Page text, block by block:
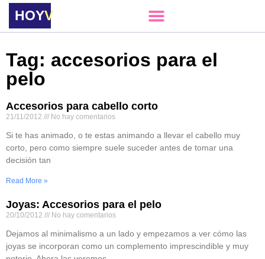
HOYVERE
Tag: accesorios para el
pelo
Accesorios para cabello corto
21/11/2012 No hay comentarios
Si te has animado, o te estas animando a llevar el cabello muy
corto, pero como siempre suele suceder antes de tomar una
decisión tan
Read More »
Joyas: Accesorios para el pelo
20/10/2012 No hay comentarios
Dejamos al minimalismo a un lado y empezamos a ver cómo las
joyas se incorporan como un complemento imprescindible y muy